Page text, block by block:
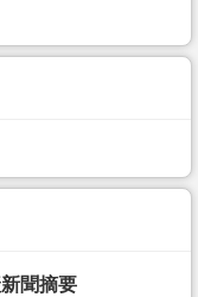
聞摘要